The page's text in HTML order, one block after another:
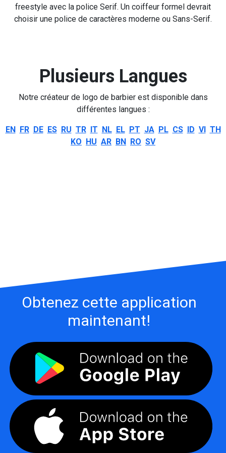
freestyle avec la police Serif. Un coiffeur formel devrait
choisir une police de caractères moderne ou Sans-Serif.
Plusieurs Langues
Notre créateur de logo de barbier est disponible dans
différentes langues :
EN FR DE ES RU TR IT NL EL PT JA PL CS ID VI TH
KO HU AR BN RO SV
Obtenez cette application
maintenant!